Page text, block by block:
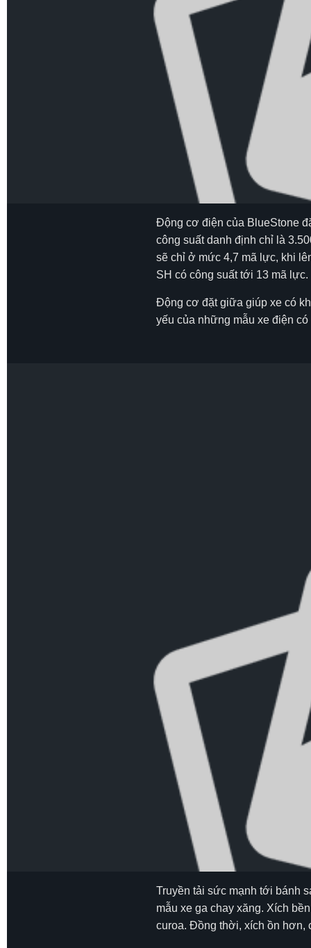
Động cơ điện của BlueStone
công suất danh định chỉ là
sẽ chỉ ở mức 4,7 mã lực, khi
SH có công suất tới 13 mã lực.
Động cơ đặt giữa giúp xe có
yếu của những mẫu xe điện
Truyền tải sức mạnh tới bánh
mẫu xe ga chay xăng. Xích
curoa. Đồng thời, xích ồn hơn,